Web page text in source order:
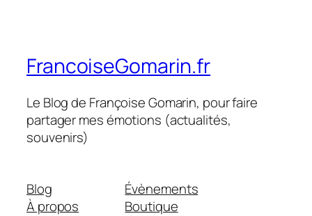
FrancoiseGomarin.fr
Le Blog de Françoise Gomarin, pour faire
partager mes émotions (actualités,
souvenirs)
Blog
À propos
Évènements
Boutique